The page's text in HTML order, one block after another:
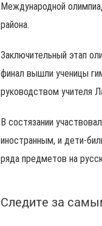
Международной
района.
Заключительный этап
финал вышли ученицы
руководством учителя
В состязании
иностранным, и дети-
ряда предметов на
Следите за